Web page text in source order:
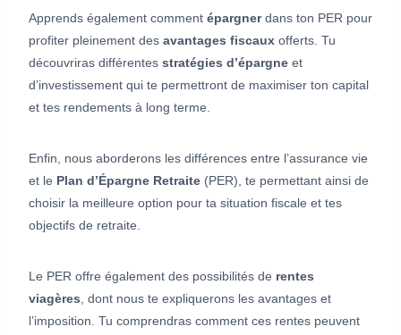
Apprends également comment épargnerdans ton PER pour
profiter pleinement des avantages fiscaux offerts. Tu
découvriras différentes stratégies d’épargne et
d’investissement qui te permettront de maximiser ton capital
et tes rendements à long terme.
Enfin, nous aborderons les différences entre l’assurance vie
et le Plan d’Épargne Retraite (PER), te permettant ainsi de
choisir la meilleure option pour ta situation fiscale et tes
objectifs de retraite.
Le PER offre également des possibilités de rentes
viagères , dont nous te expliquerons les avantages et
l’imposition. Tu comprendras comment ces rentes peuvent